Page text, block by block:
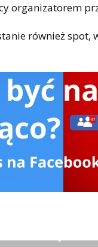
organizatorem
również spot,